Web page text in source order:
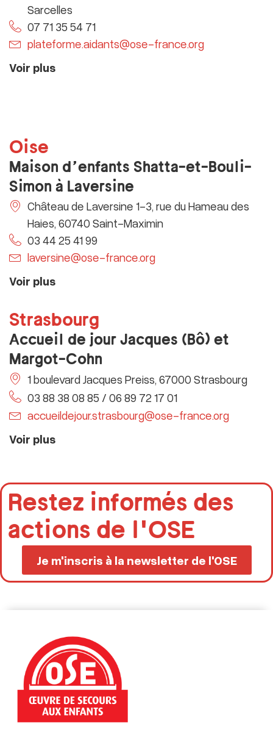
Sarcelles
07 71 35 54 71
plateforme.aidants@ose-france.org
Voir plus
Oise
Maison d’enfants Shatta-et-Bouli-
Simon à Laversine
Château de Laversine 1-3, rue du Hameau des
Haies, 60740 Saint-Maximin
03 44 25 41 99
laversine@ose-france.org
Voir plus
Strasbourg
Accueil de jour Jacques (Bô) et
Margot-Cohn
1 boulevard Jacques Preiss, 67000 Strasbourg
03 88 38 08 85 / 06 89 72 17 01
accueildejour.strasbourg@ose-france.org
Voir plus
Restez informés des
actions de l'OSE
Je m'inscris à la newsletter de l'OSE